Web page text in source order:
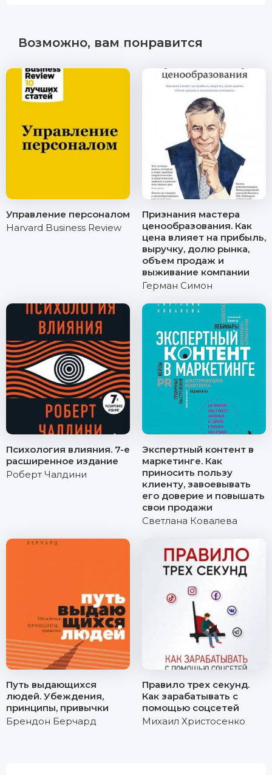
Возможно, вам понравится
Управление персоналом
Harvard Business Review
Признания мастера
ценообразования. Как
цена влияет на прибыль,
выручку, долю рынка,
объем продаж и
выживание компании
Герман Симон
Психология влияния. 7-е
расширенное издание
Роберт Чалдини
Экспертный контент в
маркетинге. Как
приносить пользу
клиенту, завоевывать
его доверие и повышать
свои продажи
Светлана Ковалева
Путь выдающихся
людей. Убеждения,
принципы, привычки
Брендон Берчард
Правило трех секунд.
Как зарабатывать с
помощью соцсетей
Михаил Христосенко